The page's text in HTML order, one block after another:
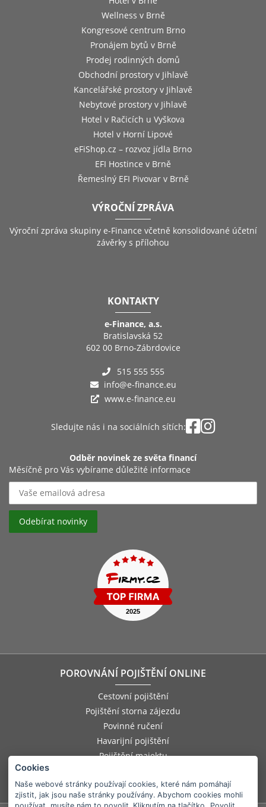
Wellness v Brně
Kongresové centrum Brno
Pronájem bytů v Brně
Prodej rodinných domů
Obchodní prostory v Jihlavě
Kancelářské prostory v Jihlavě
Nebytové prostory v Jihlavě
Hotel v Račicích u Vyškova
Hotel v Horní Lipové
eFiShop.cz – rozvoz jídla Brno
EFI Hostince v Brně
Řemeslný EFI Pivovar v Brně
VÝROČNÍ ZPRÁVA
Výroční zpráva skupiny e-Finance včetně konsolidované účetní
závěrky s přílohou
KONTAKTY
e-Finance, a.s.
Bratislavská 52
602 00 Brno-Zábrdovice
515 555 555
info@e-finance.eu
www.e-finance.eu
Sledujte nás i na sociálních sítích:
Odběr novinek ze světa financí
Měsíčně pro Vás vybírame důležité informace
POROVNÁNÍ POJIŠTĚNÍ ONLINE
Cestovní pojištění
Pojištění storna zájezdu
Povinné ručení
Havarijní pojištění
Pojištění majektu
Pojištění asistenčních služeb
Cookies
Naše webové stránky používají cookies, které nám pomáhají
zjistit, jak jsou naše stránky používány. Abychom cookies mohli